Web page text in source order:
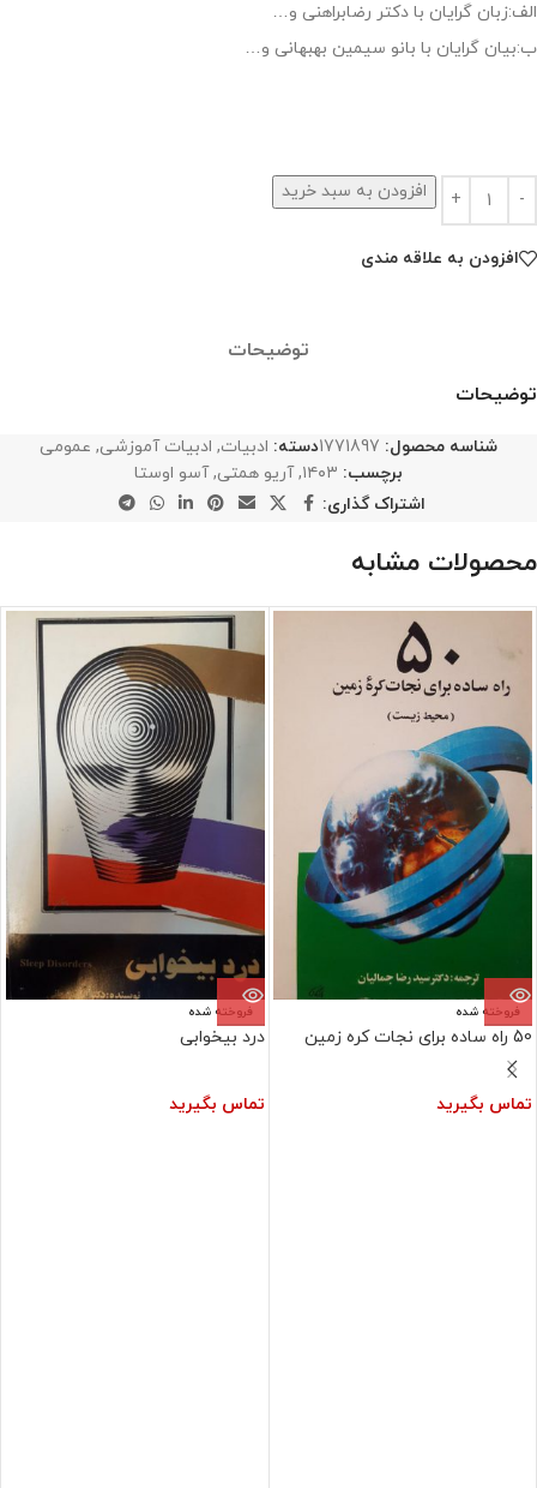
الف:زبان گرایان با دکتر رضابراهنی و…
ب:بیان گرایان با بانو سیمین بهبهانی و…
افزودن به سبد خرید
افزودن به علاقه مندی
توضیحات
توضیحات
شناسه محصول: 1771897دسته: ادبیات, ادبیات آموزشی, عمومی
برچسب: ۱۴۰۳, آریو همتی, آسو اوستا
اشتراک گذاری:
محصولات مشابه
فروخته شده
50 راه ساده برای نجات کره زمین
تماس بگیرید
فروخته شده
درد بیخوابی
تماس بگیرید